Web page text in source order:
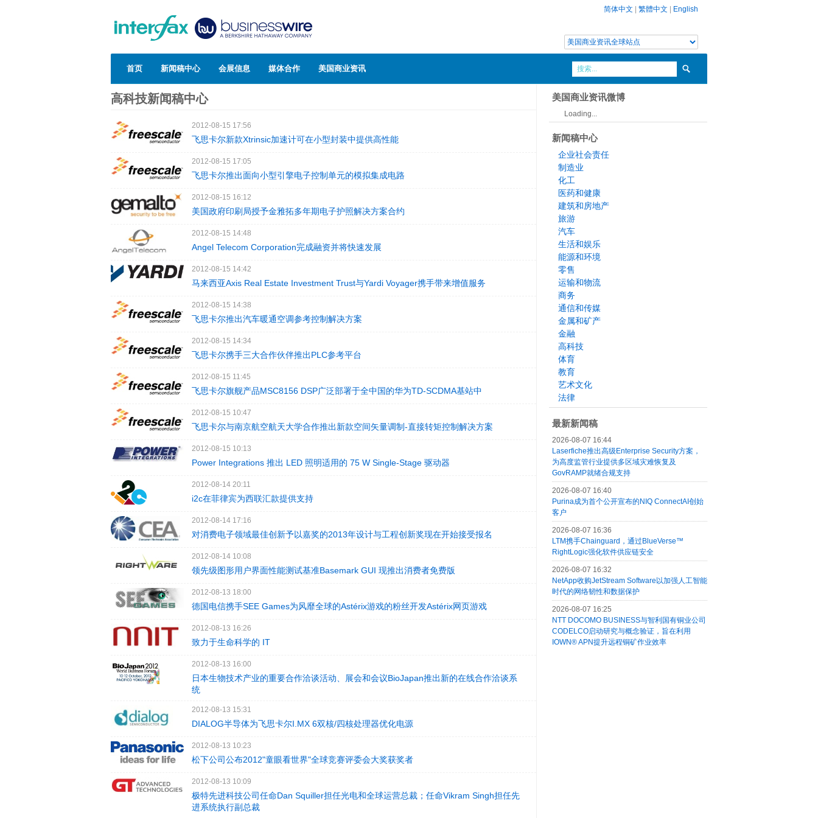
简体中文 繁體中文 English
首页 新闻稿中心 会展信息 媒体合作 美国商业资讯
高科技新闻稿中心
2012-08-15 17:56
飞思卡尔新款Xtrinsic加速计可在小型封装中提供高性能
2012-08-15 17:05
飞思卡尔推出面向小型引擎电子控制单元的模拟集成电路
2012-08-15 16:12
美国政府印刷局授予金雅拓多年期电子护照解决方案合约
2012-08-15 14:48
Angel Telecom Corporation完成融资并将快速发展
2012-08-15 14:42
马来西亚Axis Real Estate Investment Trust与Yardi Voyager携手带来增值服务
2012-08-15 14:38
飞思卡尔推出汽车暖通空调参考控制解决方案
2012-08-15 14:34
飞思卡尔携手三大合作伙伴推出PLC参考平台
2012-08-15 11:45
飞思卡尔旗舰产品MSC8156 DSP广泛部署于全中国的华为TD-SCDMA基站中
2012-08-15 10:47
飞思卡尔与南京航空航天大学合作推出新款空间矢量调制-直接转矩控制解决方案
2012-08-15 10:13
Power Integrations 推出 LED 照明适用的 75 W Single-Stage 驱动器
2012-08-14 20:11
i2c在菲律宾为西联汇款提供支持
2012-08-14 17:16
对消费电子领域最佳创新予以嘉奖的2013年设计与工程创新奖现在开始接受报名
2012-08-14 10:08
领先级图形用户界面性能测试基准Basemark GUI 现推出消费者免费版
2012-08-13 18:00
德国电信携手SEE Games为风靡全球的Astérix游戏的粉丝开发Astérix网页游戏
2012-08-13 16:26
致力于生命科学的 IT
2012-08-13 16:00
日本生物技术产业的重要合作洽谈活动、展会和会议BioJapan推出新的在线合作洽谈系
统
2012-08-13 15:31
DIALOG半导体为飞思卡尔I.MX 6双核/四核处理器优化电源
2012-08-13 10:23
松下公司公布2012"童眼看世界"全球竞赛评委会大奖获奖者
2012-08-13 10:09
极特先进科技公司任命Dan Squiller担任光电和全球运营总裁；任命Vikram Singh担任先
进系统执行副总裁
美国商业资讯微博
Loading...
新闻稿中心
企业社会责任
制造业
化工
医药和健康
建筑和房地产
旅游
汽车
生活和娱乐
能源和环境
零售
运输和物流
商务
通信和传媒
金属和矿产
金融
高科技
体育
教育
艺术文化
法律
最新新闻稿
2026-08-07 16:44
Laserfiche推出高级Enterprise Security方案，
为高度监管行业提供多区域灾难恢复及
GovRAMP就绪合规支持
2026-08-07 16:40
Purina成为首个公开宣布的NIQ ConnectAI创始
客户
2026-08-07 16:36
LTM携手Chainguard，通过BlueVerse™
RightLogic强化软件供应链安全
2026-08-07 16:32
NetApp收购JetStream Software以加强人工智能
时代的网络韧性和数据保护
2026-08-07 16:25
NTT DOCOMO BUSINESS与智利国有铜业公司
CODELCO启动研究与概念验证，旨在利用
IOWN® APN提升远程铜矿作业效率